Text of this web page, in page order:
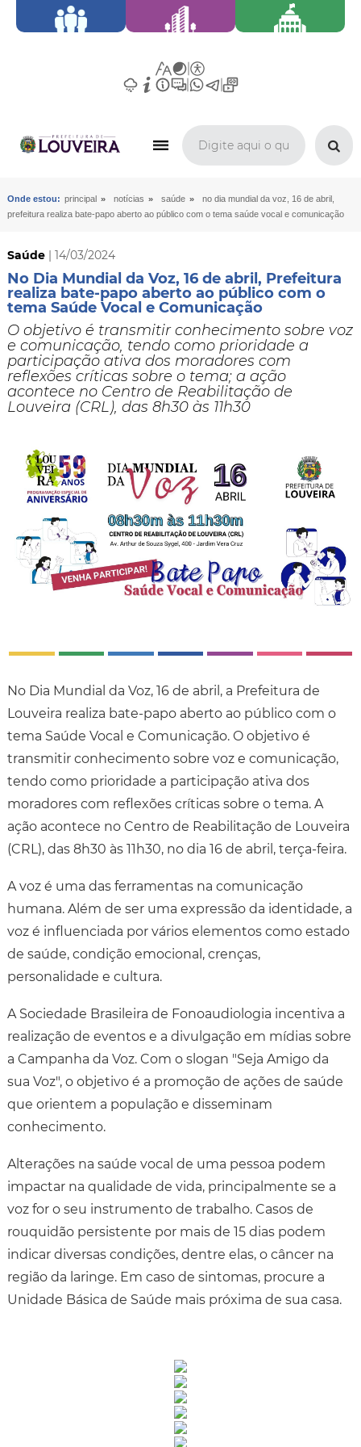
Onde estou: principal » notícias » saúde »
no dia mundial da voz, 16 de abril,
prefeitura realiza bate-papo aberto ao público com o tema saúde vocal e comunicação
Saúde| 14/03/2024
No Dia Mundial da Voz, 16 de abril, Prefeitura
realiza bate-papo aberto ao público com o
tema Saúde Vocal e Comunicação
O objetivo é transmitir conhecimento sobre voz
e comunicação, tendo como prioridade a
participação ativa dos moradores com
reflexões críticas sobre o tema; a ação
acontece no Centro de Reabilitação de
Louveira (CRL), das 8h30 às 11h30
No Dia Mundial da Voz, 16 de abril, a Prefeitura de
Louveira realiza bate-papo aberto ao público com o
tema Saúde Vocal e Comunicação. O objetivo é
transmitir conhecimento sobre voz e comunicação,
tendo como prioridade a participação ativa dos
moradores com reflexões críticas sobre o tema. A
ação acontece no Centro de Reabilitação de Louveira
(CRL), das 8h30 às 11h30, no dia 16 de abril, terça-feira.
A voz é uma das ferramentas na comunicação
humana. Além de ser uma expressão da identidade, a
voz é influenciada por vários elementos como estado
de saúde, condição emocional, crenças,
personalidade e cultura.
A Sociedade Brasileira de Fonoaudiologia incentiva a
realização de eventos e a divulgação em mídias sobre
a Campanha da Voz. Com o slogan "Seja Amigo da
sua Voz", o objetivo é a promoção de ações de saúde
que orientem a população e disseminam
conhecimento.
Alterações na saúde vocal de uma pessoa podem
impactar na qualidade de vida, principalmente se a
voz for o seu instrumento de trabalho. Casos de
rouquidão persistente por mais de 15 dias podem
indicar diversas condições, dentre elas, o câncer na
região da laringe. Em caso de sintomas, procure a
Unidade Básica de Saúde mais próxima de sua casa.